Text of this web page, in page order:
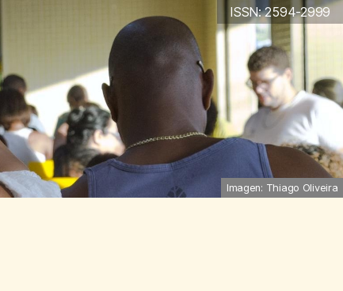
ISSN: 2594-2999
Imagen: Thiago Oliveira